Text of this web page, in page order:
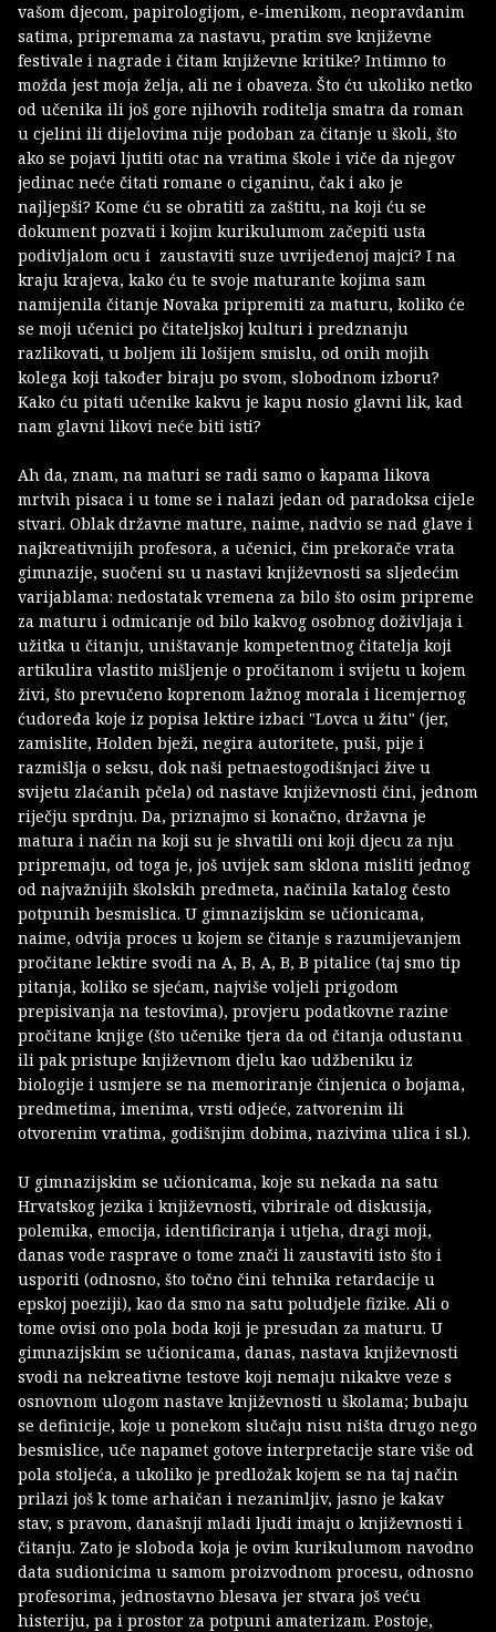
vašom djecom, papirologijom, e-imenikom, neopravdanim
satima, pripremama za nastavu, pratim sve književne
festivale i nagrade i čitam književne kritike? Intimno to
možda jest moja želja, ali ne i obaveza. Što ću ukoliko netko
od učenika ili još gore njihovih roditelja smatra da roman
u cjelini ili dijelovima nije podoban za čitanje u školi, što
ako se pojavi ljutiti otac na vratima škole i viče da njegov
jedinac neće čitati romane o ciganinu, čak i ako je
najljepši? Kome ću se obratiti za zaštitu, na koji ću se
dokument pozvati i kojim kurikulumom začepiti usta
podivljalom ocu i zaustaviti suze uvrijeđenoj majci? I na
kraju krajeva, kako ću te svoje maturante kojima sam
namijenila čitanje Novaka pripremiti za maturu, koliko će
se moji učenici po čitateljskoj kulturi i predznanju
razlikovati, u boljem ili lošijem smislu, od onih mojih
kolega koji također biraju po svom, slobodnom izboru?
Kako ću pitati učenike kakvu je kapu nosio glavni lik, kad
nam glavni likovi neće biti isti?
Ah da, znam, na maturi se radi samo o kapama likova
mrtvih pisaca i u tome se i nalazi jedan od paradoksa cijele
stvari. Oblak državne mature, naime, nadvio se nad glave i
najkreativnijih profesora, a učenici, čim prekorače vrata
gimnazije, suočeni su u nastavi književnosti sa sljedećim
varijablama: nedostatak vremena za bilo što osim pripreme
za maturu i odmicanje od bilo kakvog osobnog doživljaja i
užitka u čitanju, uništavanje kompetentnog čitatelja koji
artikulira vlastito mišljenje o pročitanom i svijetu u kojem
živi, što prevučeno koprenom lažnog morala i licemjernog
ćudoređa koje iz popisa lektire izbaci "Lovca u žitu" (jer,
zamislite, Holden bježi, negira autoritete, puši, pije i
razmišlja o seksu, dok naši petnaestogodišnjaci žive u
svijetu zlaćanih pčela) od nastave književnosti čini, jednom
riječju sprdnju. Da, priznajmo si konačno, državna je
matura i način na koji su je shvatili oni koji djecu za nju
pripremaju, od toga je, još uvijek sam sklona misliti jednog
od najvažnijih školskih predmeta, načinila katalog često
potpunih besmislica. U gimnazijskim se učionicama,
naime, odvija proces u kojem se čitanje s razumijevanjem
pročitane lektire svodi na A, B, A, B, B pitalice (taj smo tip
pitanja, koliko se sjećam, najviše voljeli prigodom
prepisivanja na testovima), provjeru podatkovne razine
pročitane knjige (što učenike tjera da od čitanja odustanu
ili pak pristupe književnom djelu kao udžbeniku iz
biologije i usmjere se na memoriranje činjenica o bojama,
predmetima, imenima, vrsti odjeće, zatvorenim ili
otvorenim vratima, godišnjim dobima, nazivima ulica i sl.).
U gimnazijskim se učionicama, koje su nekada na satu
Hrvatskog jezika i književnosti, vibrirale od diskusija,
polemika, emocija, identificiranja i utjeha, dragi moji,
danas vode rasprave o tome znači li zaustaviti isto što i
usporiti (odnosno, što točno čini tehnika retardacije u
epskoj poeziji), kao da smo na satu poludjele fizike. Ali o
tome ovisi ono pola boda koji je presudan za maturu. U
gimnazijskim se učionicama, danas, nastava književnosti
svodi na nekreativne testove koji nemaju nikakve veze s
osnovnom ulogom nastave književnosti u školama; bubaju
se definicije, koje u ponekom slučaju nisu ništa drugo nego
besmislice, uče napamet gotove interpretacije stare više od
pola stoljeća, a ukoliko je predložak kojem se na taj način
prilazi još k tome arhaičan i nezanimljiv, jasno je kakav
stav, s pravom, današnji mladi ljudi imaju o književnosti i
čitanju. Zato je sloboda koja je ovim kurikulumom navodno
data sudionicima u samom proizvodnom procesu, odnosno
profesorima, jednostavno blesava jer stvara još veću
histeriju, pa i prostor za potpuni amaterizam. Postoje,